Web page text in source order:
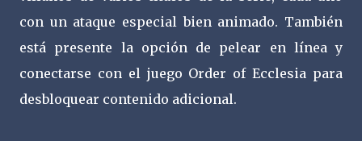
con un ataque especial bien animado. También
está presente la opción de pelear en línea y
conectarse con el juego Order of Ecclesia para
desbloquear contenido adicional.